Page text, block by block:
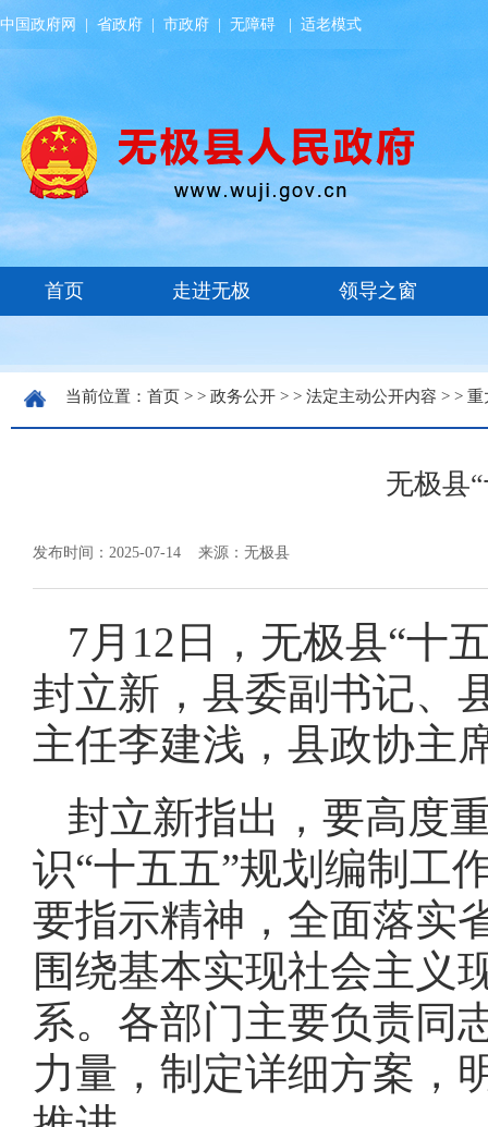
中国政府网 省政府 市政府 无障碍 适老模式
当前位置： 首页 > > 政务公开 > > 法定主动公开内容 > > 重
无极县
发布时间：2025-07-14 来源：无极县
7月12日，无极县“十
封立新，县委副书记、
主任李建浅，县政协主
封立新指出，要高度
识“十五五”规划编制工
要指示精神，全面落实
围绕基本实现社会主义
系。各部门主要负责同
力量，制定详细方案，